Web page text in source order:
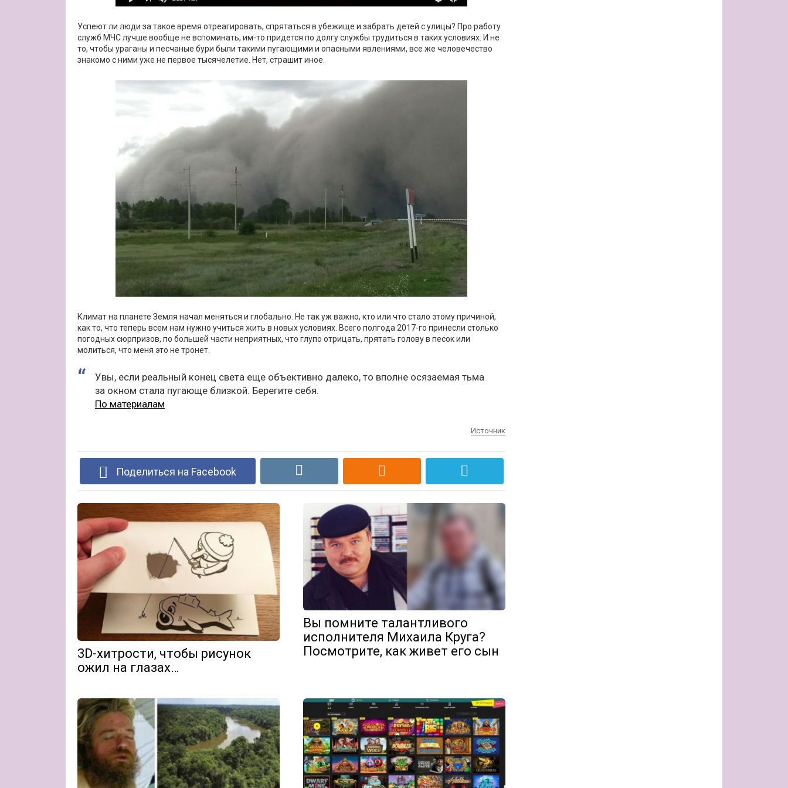
Успеют ли люди за такое время отреагировать, спрятаться в убежище и забрать детей с улицы? Про работу
служб МЧС лучше вообще не вспоминать, им-то придется по долгу службы трудиться в таких условиях. И не
то, чтобы ураганы и песчаные бури были такими пугающими и опасными явлениями, все же человечество
знакомо с ними уже не первое тысячелетие. Нет, страшит иное.
Климат на планете Земля начал меняться и глобально. Не так уж важно, кто или что стало этому причиной,
как то, что теперь всем нам нужно учиться жить в новых условиях. Всего полгода 2017-го принесли столько
погодных сюрпризов, по большей части неприятных, что глупо отрицать, прятать голову в песок или
молиться, что меня это не тронет.
Увы, если реальный конец света еще объективно далеко, то вполне осязаемая тьма
за окном стала пугающе близкой. Берегите себя.
По материалам
Источник
Поделиться на Facebook
3D-хитрости, чтобы рисунок
ожил на глазах…
Вы помните талантливого
исполнителя Михаила Круга?
Посмотрите, как живет его сын